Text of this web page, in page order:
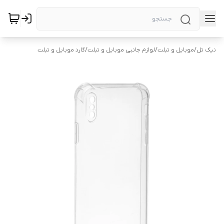
نیک تل/موبایل و تبلت/لوازم جانبی موبایل و تبلت/گارد موبایل و تبلت